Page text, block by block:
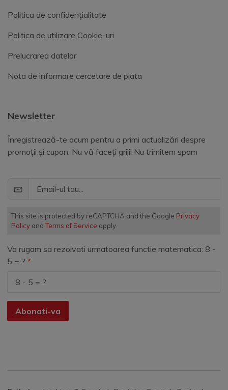
Politica de confidențialitate
Politica de utilizare Cookie-uri
Prelucrarea datelor
Nota de informare cercetare de piata
Newsletter
Înregistrează-te acum pentru a primi actualizări despre
promoții și cupon. Nu vă faceți griji! Nu trimitem spam
This site is protected by reCAPTCHA and the Google Privacy
Policy andTerms of Service apply.
Va rugam sa rezolvati urmatoarea functie matematica: 8 -
5 = ?
Abonati-va